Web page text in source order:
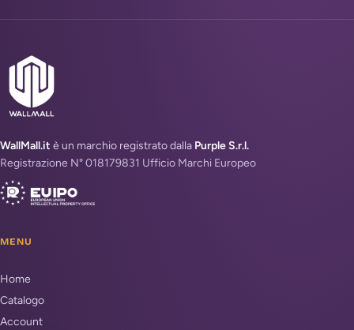
WallMall.it è un marchio registrato dalla Purple S.r.l.
Registrazione N° 018179831 Ufficio Marchi Europeo
MENU
Home
Catalogo
Account